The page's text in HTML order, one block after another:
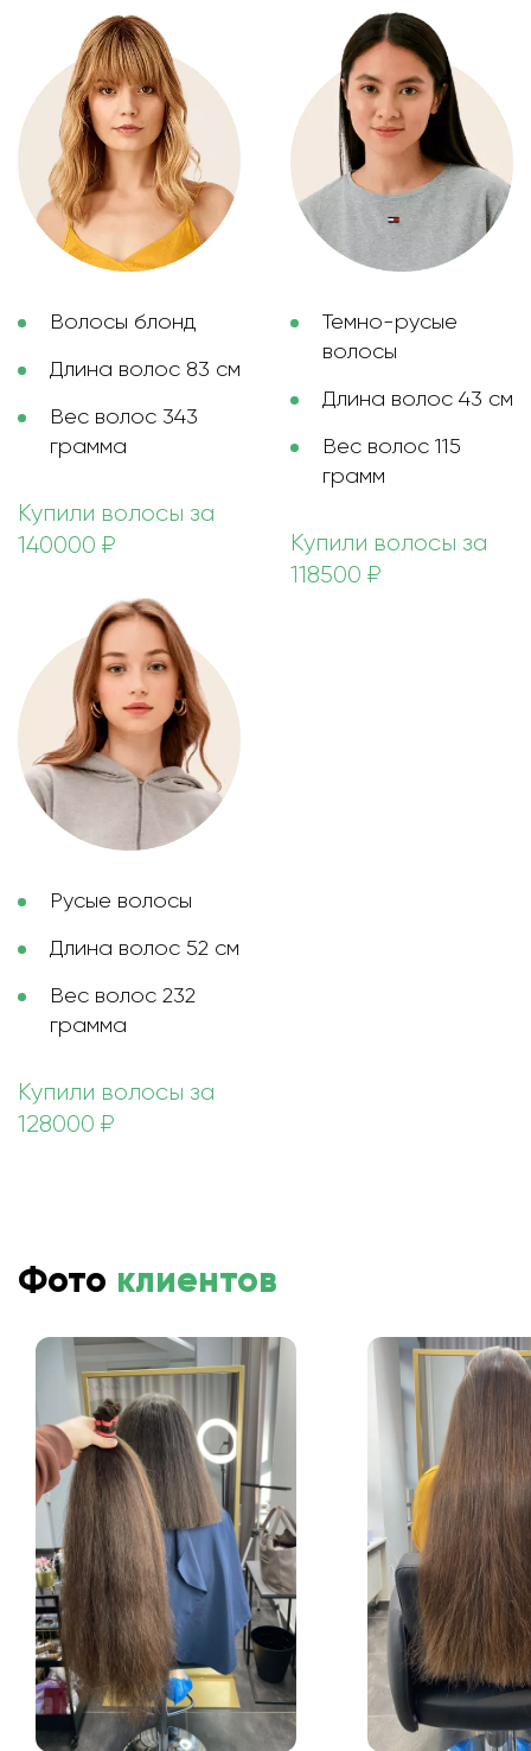
Волосы блонд
Длина волос 83 см
Вес волос 343
грамма
Купили волосы за
140000 ₽
Темно-русые
волосы
Длина волос 43 см
Вес волос 115
грамм
Купили волосы за
118500 ₽
Русые волосы
Длина волос 52 см
Вес волос 232
грамма
Купили волосы за
128000 ₽
Фото клиентов